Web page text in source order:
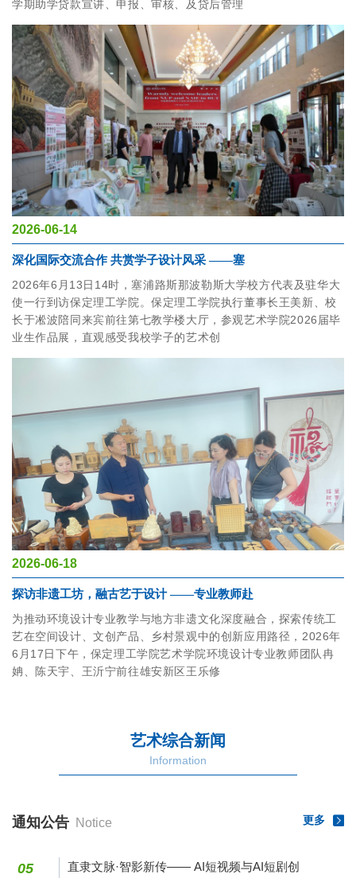
学期助学贷款宣讲、申报、审核、及贷后管理
2026-06-14
深化国际交流合作 共赏学子设计风采 ——塞
2026年6月13日14时，塞浦路斯那波勒斯大学校方代表及驻华大
使一行到访保定理工学院。保定理工学院执行董事长王美新、校
长于凇波陪同来宾前往第七教学楼大厅，参观艺术学院2026届毕
业生作品展，直观感受我校学子的艺术创
2026-06-18
探访非遗工坊，融古艺于设计 ——专业教师赴
为推动环境设计专业教学与地方非遗文化深度融合，探索传统工
艺在空间设计、文创产品、乡村景观中的创新应用路径，2026年
6月17日下午，保定理工学院艺术学院环境设计专业教师团队冉
姌、陈天宇、王沂宁前往雄安新区王乐修
艺术综合新闻
Information
更多
通知公告 Notice
05 直隶文脉·智影新传—— AI短视频与AI短剧创